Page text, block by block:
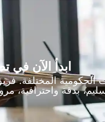
ابدأ الآن
بدقة